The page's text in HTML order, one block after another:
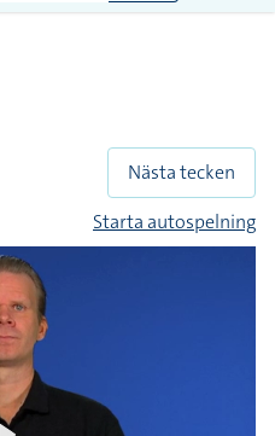
Nästa tecken
Starta autospelning